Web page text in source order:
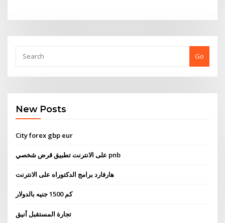
Go
New Posts
City ​​forex gbp eur
على الانترنت تطبيق قرض شخصي pnb
هارفارد برامج الدكتوراه على الانترنت
كم 1500 جنيه بالدولار
تجارة المستقبل أنيق